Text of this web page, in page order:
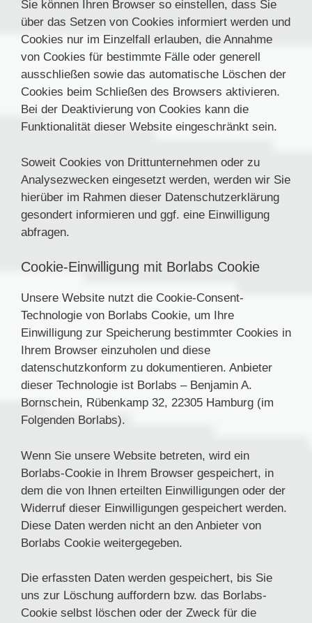
Sie können Ihren Browser so einstellen, dass Sie
über das Setzen von Cookies informiert werden und
Cookies nur im Einzelfall erlauben, die Annahme
von Cookies für bestimmte Fälle oder generell
ausschließen sowie das automatische Löschen der
Cookies beim Schließen des Browsers aktivieren.
Bei der Deaktivierung von Cookies kann die
Funktionalität dieser Website eingeschränkt sein.
Soweit Cookies von Drittunternehmen oder zu
Analysezwecken eingesetzt werden, werden wir Sie
hierüber im Rahmen dieser Datenschutzerklärung
gesondert informieren und ggf. eine Einwilligung
abfragen.
Cookie-Einwilligung mit Borlabs Cookie
Unsere Website nutzt die Cookie-Consent-
Technologie von Borlabs Cookie, um Ihre
Einwilligung zur Speicherung bestimmter Cookies in
Ihrem Browser einzuholen und diese
datenschutzkonform zu dokumentieren. Anbieter
dieser Technologie ist Borlabs – Benjamin A.
Bornschein, Rübenkamp 32, 22305 Hamburg (im
Folgenden Borlabs).
Wenn Sie unsere Website betreten, wird ein
Borlabs-Cookie in Ihrem Browser gespeichert, in
dem die von Ihnen erteilten Einwilligungen oder der
Widerruf dieser Einwilligungen gespeichert werden.
Diese Daten werden nicht an den Anbieter von
Borlabs Cookie weitergegeben.
Die erfassten Daten werden gespeichert, bis Sie
uns zur Löschung auffordern bzw. das Borlabs-
Cookie selbst löschen oder der Zweck für die